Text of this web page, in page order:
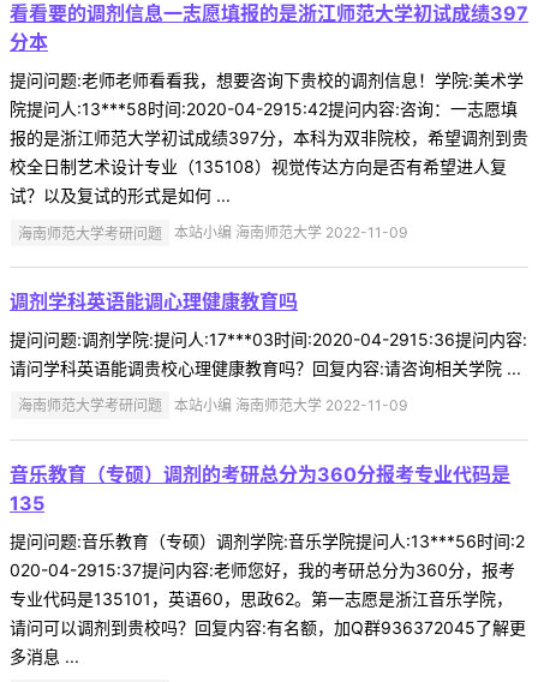
看看要的调剂信息一志愿填报的是浙江师范大学初试成绩397
分本
提问问题:老师老师看看我，想要咨询下贵校的调剂信息！学院:美术学
院提问人:13***58时间:2020-04-2915:42提问内容:咨询：一志愿填
报的是浙江师范大学初试成绩397分，本科为双非院校，希望调剂到贵
校全日制艺术设计专业（135108）视觉传达方向是否有希望进人复
试？以及复试的形式是如何 ...
海南师范大学考研问题 本站小编 海南师范大学 2022-11-09
调剂学科英语能调心理健康教育吗
提问问题:调剂学院:提问人:17***03时间:2020-04-2915:36提问内容:
请问学科英语能调贵校心理健康教育吗？回复内容:请咨询相关学院 ...
海南师范大学考研问题 本站小编 海南师范大学 2022-11-09
音乐教育（专硕）调剂的考研总分为360分报考专业代码是
135
提问问题:音乐教育（专硕）调剂学院:音乐学院提问人:13***56时间:2
020-04-2915:37提问内容:老师您好，我的考研总分为360分，报考
专业代码是135101，英语60，思政62。第一志愿是浙江音乐学院，
请问可以调剂到贵校吗？回复内容:有名额，加Q群936372045了解更
多消息 ...